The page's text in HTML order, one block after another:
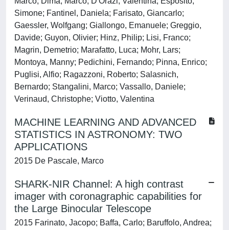
Simone; Fantinel, Daniela; Farisato, Giancarlo;
Gaessler, Wolfgang; Giallongo, Emanuele; Greggio,
Davide; Guyon, Olivier; Hinz, Philip; Lisi, Franco;
Magrin, Demetrio; Marafatto, Luca; Mohr, Lars;
Montoya, Manny; Pedichini, Fernando; Pinna, Enrico;
Puglisi, Alfio; Ragazzoni, Roberto; Salasnich,
Bernardo; Stangalini, Marco; Vassallo, Daniele;
Verinaud, Christophe; Viotto, Valentina
MACHINE LEARNING AND ADVANCED
STATISTICS IN ASTRONOMY: TWO
APPLICATIONS
2015 De Pascale, Marco
SHARK-NIR Channel: A high contrast
imager with coronagraphic capabilities for
the Large Binocular Telescope
2015 Farinato, Jacopo; Baffa, Carlo; Baruffolo, Andrea;